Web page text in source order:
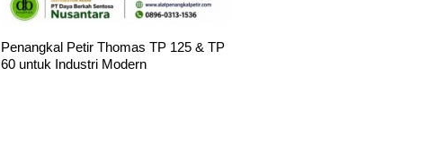
Penangkal Petir Thomas TP 125 & TP
60 untuk Industri Modern